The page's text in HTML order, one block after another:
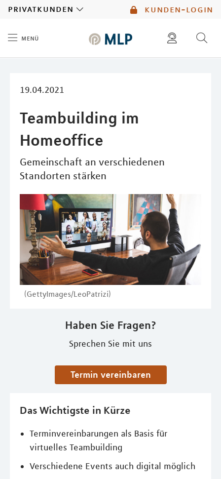
kunden-login
privatkunden
menü
19.04.2021
Teambuilding im
Homeoffice
Gemeinschaft an verschiedenen
Standorten stärken
(GettyImages/LeoPatrizi)
Haben Sie Fragen?
Sprechen Sie mit uns
Termin vereinbaren
Das Wichtigste in Kürze
Terminvereinbarungen als Basis für
virtuelles Teambuilding
Verschiedene Events auch digital möglich